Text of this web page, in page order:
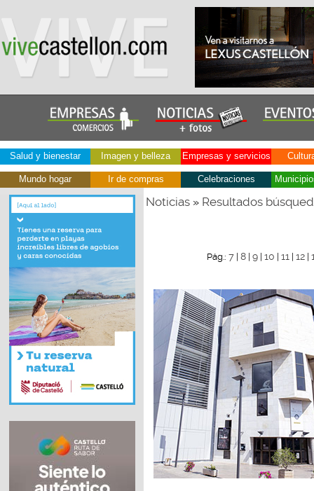
Salud y bienestar Imagen y belleza Empresas y servicios
Mundo hogar Ir de compras Celebraciones
Noticias» Resultados
Pág.: 7| 8| 9| 10 11| 12|